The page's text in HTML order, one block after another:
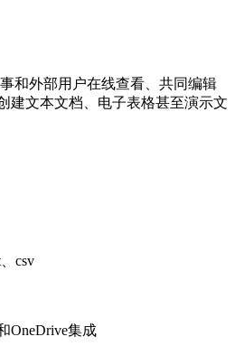
和外部用户在线查看、共同编辑
建文本文档、电子表格甚至演示文
csv
OneDrive集成